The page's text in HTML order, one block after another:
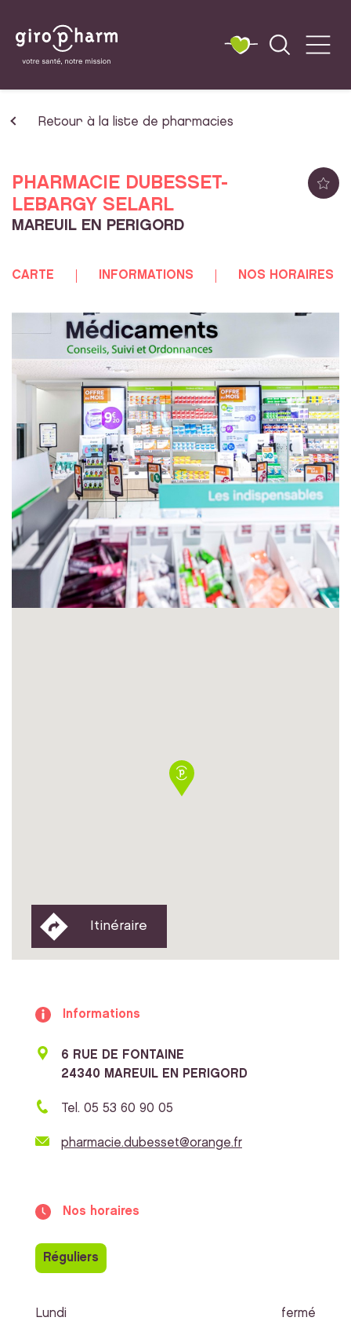
Retour à la liste de pharmacies
PHARMACIE DUBESSET-
LEBARGY SELARL
MAREUIL EN PERIGORD
CARTE INFORMATIONS NOS HORAIRES
Itinéraire
Informations
6 RUE DE FONTAINE
24340 MAREUIL EN PERIGORD
Tel. 05 53 60 90 05
pharmacie.dubesset@orange.fr
Nos horaires
Réguliers
Lundi fermé